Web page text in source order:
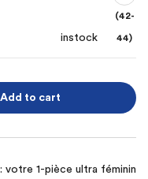
instock
(42-
44)
Add to cart
1-pièce ultra féminin